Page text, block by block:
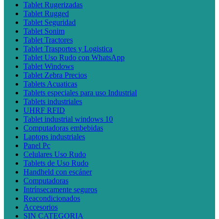
Tablet Rugerizadas
Tablet Rugged
Tablet Seguridad
Tablet Sonim
Tablet Tractores
Tablet Trasportes y Logistica
Tablet Uso Rudo con WhatsApp
Tablet Windows
Tablet Zebra Precios
Tablets Acuaticas
Tablets especiales para uso Industrial
Tablets industriales
UHRF RFID
Tablet industrial windows 10
Computadoras embebidas
Laptops industriales
Panel Pc
Celulares Uso Rudo
Tablets de Uso Rudo
Handheld con escáner
Computadoras
Intrínsecamente seguros
Reacondicionados
Accesorios
SIN CATEGORIA